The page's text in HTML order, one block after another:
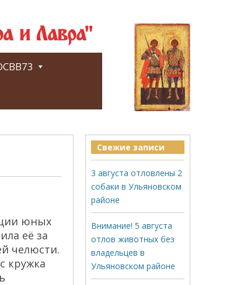
и Лавра"
юных
её за
челюсти.
кружка
Свежие записи
3 августа отловлены 2
собаки в Ульяновском
районе
Внимание! 5 августа
отлов животных без
владельцев в
Ульяновском районе